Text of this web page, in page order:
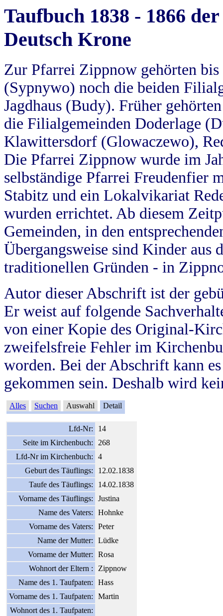
Taufbuch 1838 - 1866
Deutsch Krone
Zur Pfarrei Zippnow gehörten
(Sypnywo) noch die beiden
Jagdhaus (Budy). Früher
die Filialgemeinden Doderlage
Klawittersdorf (Glowaczewo),
Die Pfarrei Zippnow wurde im
selbständige Pfarrei Freudenfier
Stabitz und ein Lokalvikariat
wurden errichtet. Ab diesem
Gemeinden, in den
Übergangsweise sind Kinder aus
traditionellen Gründen - in
Autor dieser Abschrift ist der
Er weist auf folgende
von einer Kopie des Original-
zweifelsfreie Fehler im
worden. Bei der Abschrift kann
gekommen sein. Deshalb wird
Alles Suchen Auswahl Detail
Lfd-Nr:
14
Seite im Kirchenbuch:
268
Lfd-Nr im Kirchenbuch:
4
Geburt des Täuflings:
12.02.1838
Taufe des Täuflings:
14.02.1838
Vorname des Täuflings:
Justina
Name des Vaters:
Hohnke
Vorname des Vaters:
Peter
Name der Mutter:
Lüdke
Vorname der Mutter:
Rosa
Wohnort der Eltern :
Zippnow
Name des 1. Taufpaten:
Hass
Vorname des 1. Taufpaten:
Martin
Wohnort des 1. Taufpaten: